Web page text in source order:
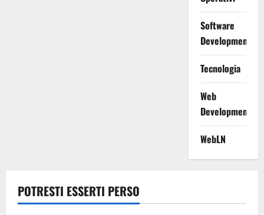
Software
Development
Tecnologia
Web
Development
WebLN
POTRESTI ESSERTI PERSO